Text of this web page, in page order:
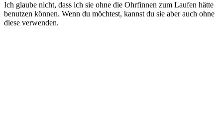
Ich glaube nicht, dass ich sie ohne die Ohrfinnen zum Laufen hätte
benutzen können. Wenn du möchtest, kannst du sie aber auch ohne
diese verwenden.